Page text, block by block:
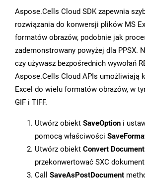
Aspose.Cells Cloud SDK zapewnia
rozwiązania do konwersji plików MS
formatów obrazów, podobnie jak
zademonstrowany powyżej dla PPSX.
czy używasz bezpośrednich wywołań
Aspose.Cells Cloud APIs umożliwiają
Excel do wielu formatów obrazów, w
GIF i TIFF.
Utwórz obiekt SaveOption i
pomocą właściwości
Utwórz obiekt Convert
przekonwertować SXC dokument
Call SaveAsPostDocument